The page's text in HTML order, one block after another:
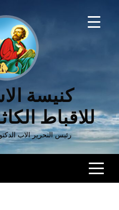
كنيسة
للاقباط
رئيس التحرير الاب